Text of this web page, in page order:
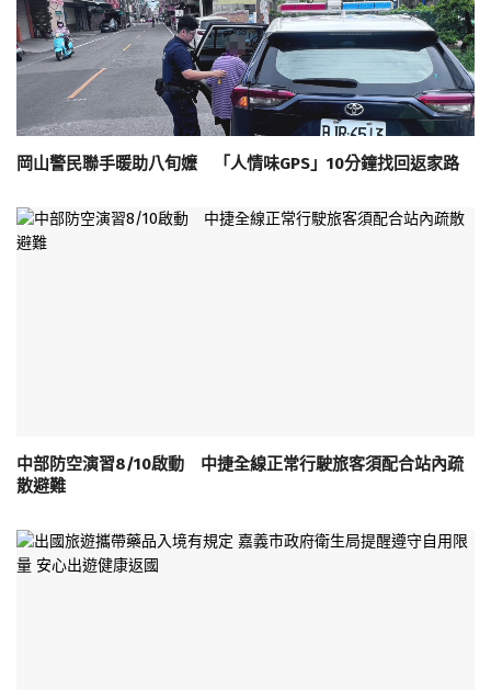
岡山警民聯手暖助八旬嬤 「人情味GPS」10分鐘找回返家路
中部防空演習8/10啟動 中捷全線正常行駛旅客須配合站內疏
散避難